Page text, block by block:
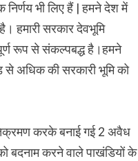
निर्णय भी लिए हैं | हमने देश में
हमारी सरकार देवभूमि
रूप से संकल्पबद्ध है।हमने
से अधिक की सरकारी भूमि को
करके बनाई गई 2 अवैध
बदनाम करने वाले पाखंडियों के